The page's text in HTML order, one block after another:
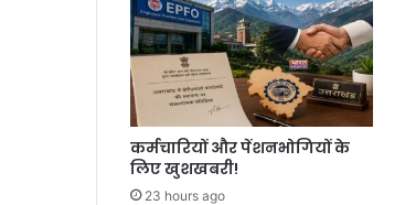
कर्मचारियों और पेंशनभोगियों के
लिए खुशखबरी!
23 hours ago